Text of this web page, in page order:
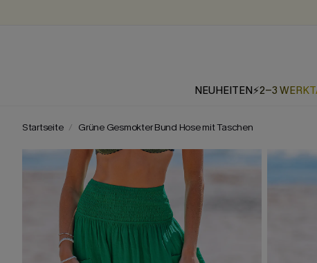
NEUHEITEN⚡2-3
Startseite Grüne Gesmokter Bund Hose mit Taschen